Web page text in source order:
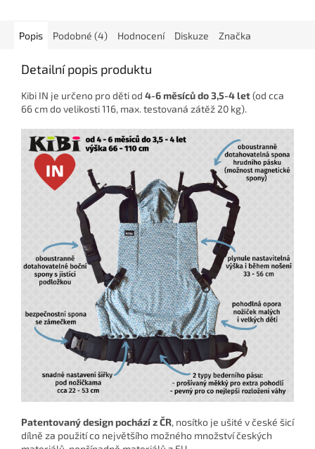
Popis Podobné (4) Hodnocení Diskuze Značka
Detailní popis produktu
Kibi IN je určeno pro děti od 4-6 měsíců do 3,5-4 let(od cca
66 cm do velikosti 116, max. testovaná zátěž 20 kg).
Patentovaný design pochází z ČR, nosítko je ušité v české šicí
dílně za použití co největšího možného množství českých